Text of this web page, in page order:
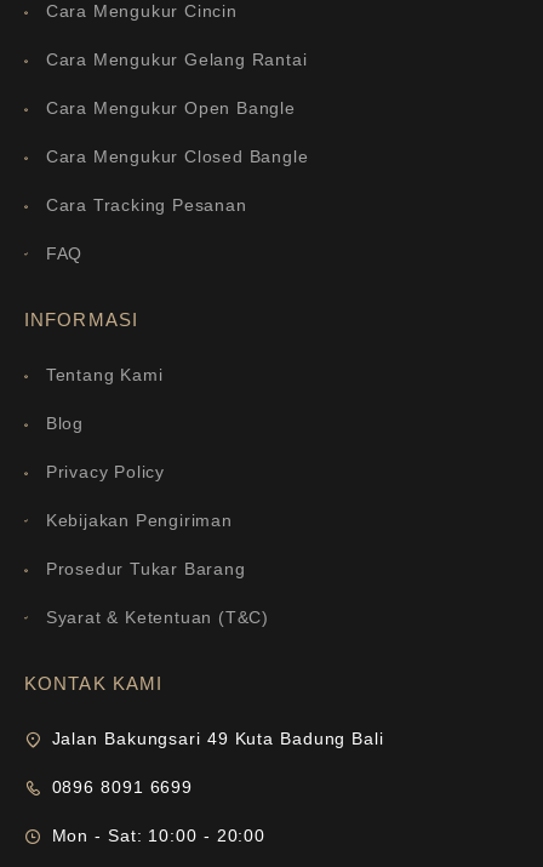
Cara Mengukur Cincin
Cara Mengukur Gelang Rantai
Cara Mengukur Open Bangle
Cara Mengukur Closed Bangle
Cara Tracking Pesanan
FAQ
INFORMASI
Tentang Kami
Blog
Privacy Policy
Kebijakan Pengiriman
Prosedur Tukar Barang
Syarat & Ketentuan (T&C)
KONTAK KAMI
Jalan Bakungsari 49 Kuta Badung Bali
0896 8091 6699
Mon - Sat: 10:00 - 20:00